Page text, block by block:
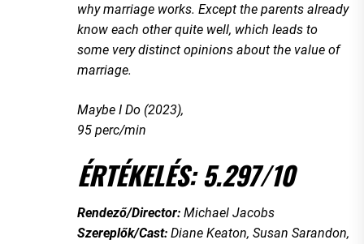
why marriage works. Except the parents already
know each other quite well, which leads to
some very distinct opinions about the value of
marriage.
Maybe I Do (2023),
95 perc/min
ÉRTÉKELÉS: 5.297/10
Rendező/Director: Michael Jacobs
Szereplők/Cast: Diane Keaton, Susan Sarandon,